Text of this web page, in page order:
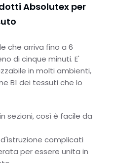
Absolutex per
che arriva fino a 6
di cinque minuti. E'
in molti ambienti,
B1 dei tessuti che lo
sezioni, così è facile da
complicati
per essere unita in